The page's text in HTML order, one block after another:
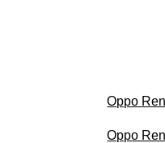
Oppo
Oppo